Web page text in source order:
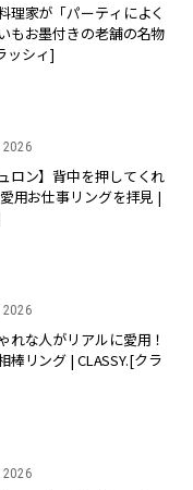
理家が「パーティによく
もお墨付きの老舗の名物
ッシィ]
2026
ロン】背中を押してくれ
用お仕事リングを拝見 |
2026
れな人がリアルに愛用！
棒リング | CLASSY.[クラ
2026